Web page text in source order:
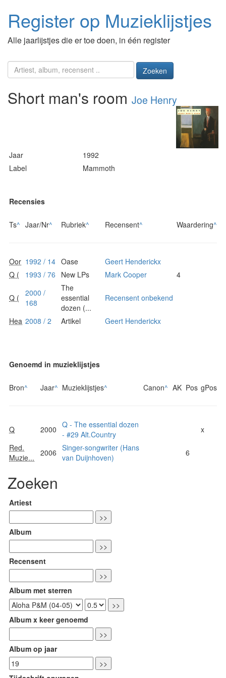
Register op Muzieklijstjes
Alle jaarlijstjes die er toe doen, in één register
Zoeken
Short man's room Joe Henry
Jaar
1992
Label
Mammoth
Recensies
Ts^ Jaar/Nr^ Rubriek^ Recensent^ Waardering^
Oor 1992 / 14 Oase
Geert Henderickx
Q (
1993 / 76 New LPs Mark Cooper 4
Q (
2000 /
168
The
essential
dozen (...
Recensent onbekend
Hea 2008 / 2 Artikel Geert Henderickx
Genoemd in muzieklijstjes
Bron^ Jaar^ Muzieklijstjes^ Canon^ AK Pos gPos
Q 2000 Q - The essential dozen
- #29 Alt.Country
x
Red.
Muzie...
2006 Singer-songwriter (Hans
van Duijnhoven)
6
Zoeken
Artiest
Album
Recensent
Album met sterren
Album x keer genoemd
Album op jaar